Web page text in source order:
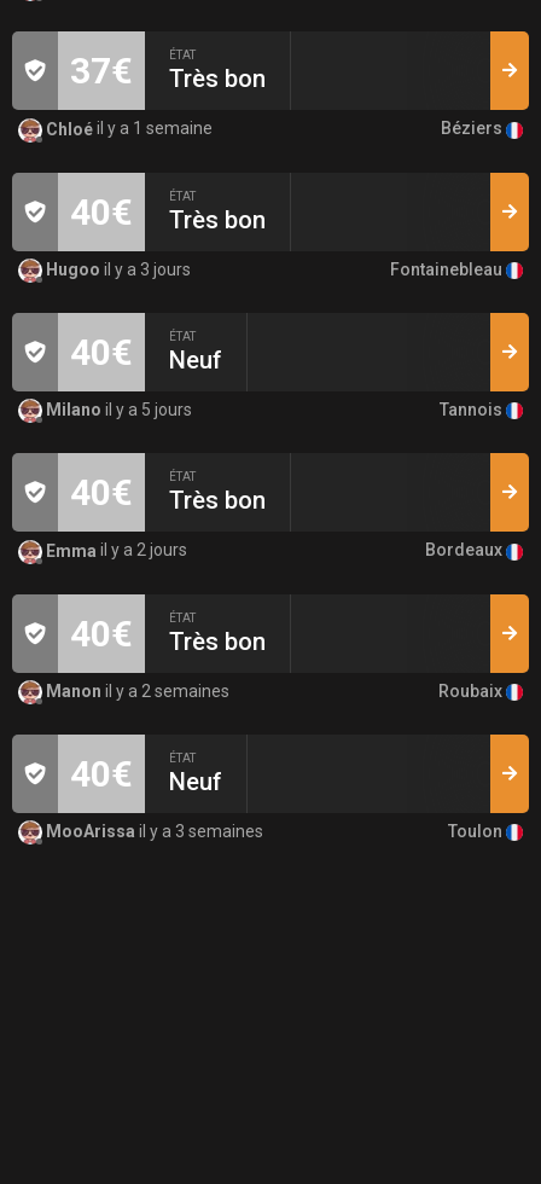
37€ ÉTAT
Très bon
Chloéil y a 1 semaine Béziers
40€ ÉTAT
Très bon
Hugoo il y a 3 jours Fontainebleau
40€ ÉTAT
Neuf
Milano il y a 5 jours Tannois
40€ ÉTAT
Très bon
Emma il y a 2 jours Bordeaux
40€ ÉTAT
Très bon
Manon il y a 2 semaines Roubaix
40€ ÉTAT
Neuf
MooArissa il y a 3 semaines Toulon